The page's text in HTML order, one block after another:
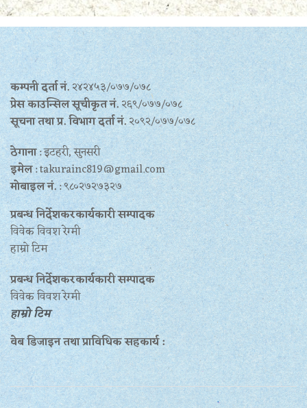
कम्पनी दर्ता नं.२४२४५३/०७७/०७८
प्रेस काउन्सिल सूचीकृत नं.२६९/०७७/०७८
सूचना तथा प्र‍. विभाग दर्ता नं.२०९२/०७७/०७८
ठेगाना: इटहरी, सुनसरी
इमेल: takurainc819@gmail.com
मोबाइल नं.: ९८०२७२७३२७
प्रबन्ध निर्देशकरकार्यकारी सम्पादक
विवेक विवश रेग्मी
हाम्रो टिम
प्रबन्ध निर्देशकरकार्यकारी सम्पादक
विवेक विवश रेग्मी
हाम्रो टिम
वेब डिजाइन तथा प्राविधिक सहकार्य :